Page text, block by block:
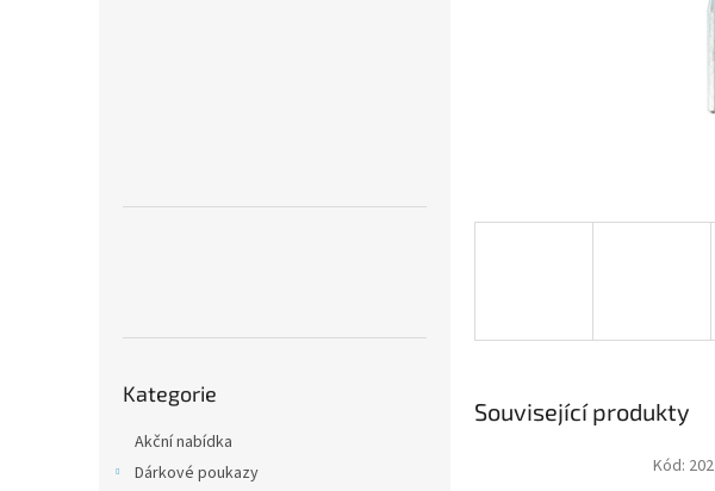
kategorie
Kategorie
Akční nabídka
Dárkové poukazy
Související produkty
Kód: 202